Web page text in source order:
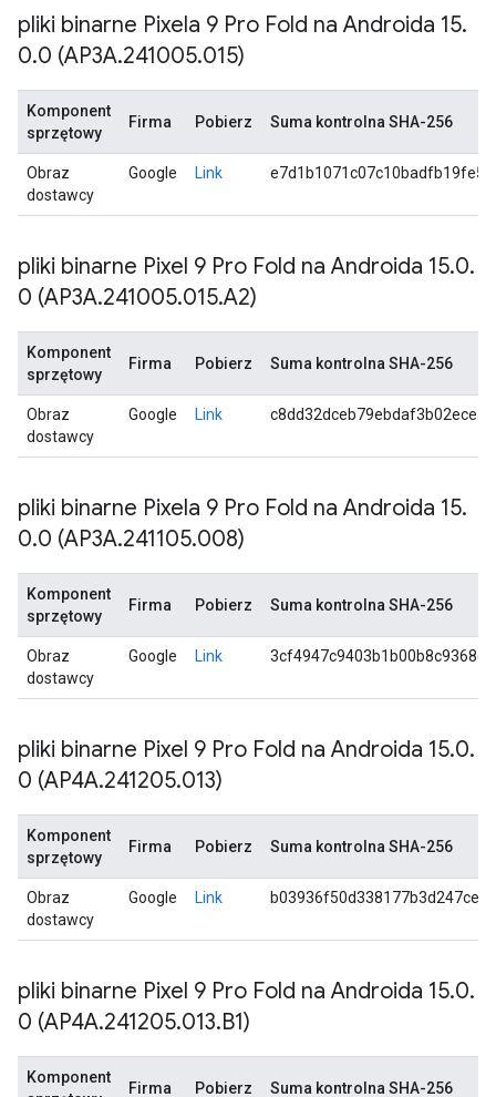
pliki binarne Pixela 9 Pro Fold na Androida 15.
0.0 (AP3A.241005.015)
Komponent
sprzętowy
Firma Pobierz Suma kontrolna SHA-256
Obraz
dostawcy
Google Link
pliki binarne Pixel 9 Pro Fold na Androida 15.0.
0 (AP3A.241005.015.A2)
Komponent
sprzętowy
Firma Pobierz Suma kontrolna SHA-256
Obraz
dostawcy
Google Link
pliki binarne Pixela 9 Pro Fold na Androida 15.
0.0 (AP3A.241105.008)
Komponent
sprzętowy
Firma Pobierz Suma kontrolna SHA-256
Obraz
dostawcy
Google Link
pliki binarne Pixel 9 Pro Fold na Androida 15.0.
0 (AP4A.241205.013)
Komponent
sprzętowy
Firma Pobierz Suma kontrolna SHA-256
Obraz
dostawcy
Google Link
pliki binarne Pixel 9 Pro Fold na Androida 15.0.
0 (AP4A.241205.013.B1)
Komponent
Firma Pobierz Suma kontrolna SHA-256